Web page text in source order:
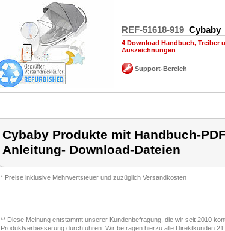
REF-51618-919 Cybaby
4 Download Handbuch, Treiber
Auszeichnungen
Support-Bereich
Cybaby Produkte mit Handbuch-
Anleitung- Download-Dateien
* Preise inklusive Mehrwertsteuer und zuzüglich Versandkosten
** Diese Meinung entstammt unserer Kundenbefragung, die wir seit 2010
Produktverbesserung durchführen. Wir befragen hierzu alle Direktkunden